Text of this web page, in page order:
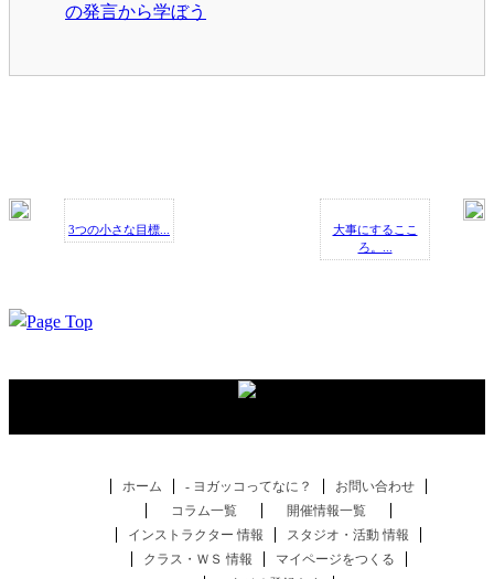
の発言から学ぼう
3つの小さな目標...
大事にするここ
ろ。...
ホーム - ヨガッコってなに？
お問い合わせ
コラム一覧
開催情報一覧
インストラクター 情報
スタジオ・活動 情報
クラス・ＷＳ 情報
マイページをつくる